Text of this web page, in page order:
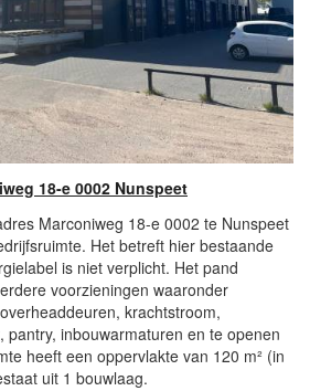
18-e 0002 Nunspeet
Marconiweg 18-e 0002 te Nunspeet
Het betreft hier bestaande
is niet verplicht. Het pand
voorzieningen waaronder
krachtstroom,
pantry, inbouwarmaturen en te openen
heeft een oppervlakte van 120 m² (in
uit 1 bouwlaag.